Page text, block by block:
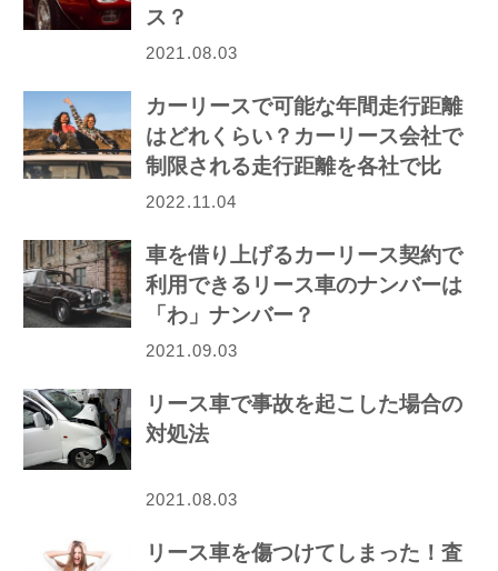
ス？
2021.08.03
カーリースで可能な年間走行距離
はどれくらい？カーリース会社で
制限される走行距離を各社で比
較！
2022.11.04
車を借り上げるカーリース契約で
利用できるリース車のナンバーは
「わ」ナンバー？
2021.09.03
リース車で事故を起こした場合の
対処法
2021.08.03
リース車を傷つけてしまった！査